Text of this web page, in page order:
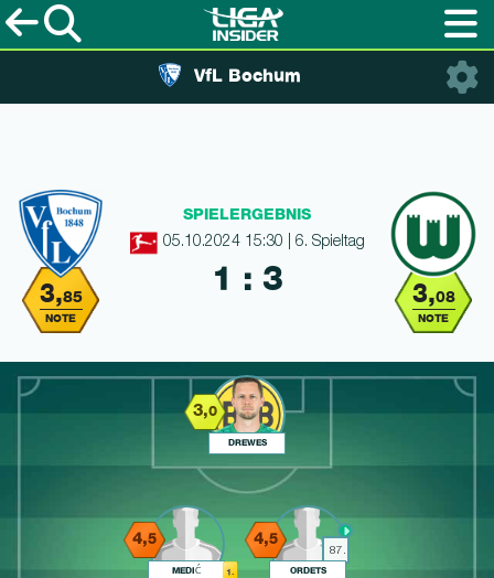
VfL Bochum
3,85
NOTE
3,08
NOTE
SPIELERGEBNIS
05.10.2024 15:30 | 6. Spieltag
1 : 3
3,0
DREWES
4,5
MEDIĆ 1.
87.
4,5
ORDETS